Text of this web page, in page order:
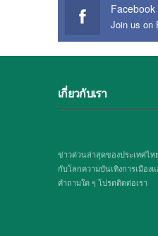
Facebook
Join us on
เกี่ยวกับเรา
ข่าวด่วนล่าสุดของประเทศไ
กับโลกความบันเทิงการเมือ
คำถามใด ๆ โปรดติดต่อเรา